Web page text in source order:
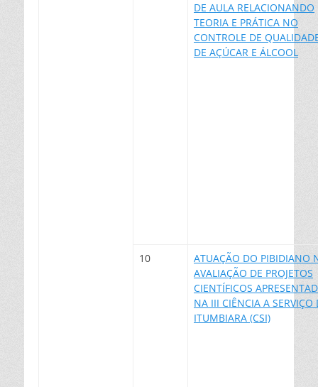
DE AULA RELACIONANDO
TEORIA E PRÁTICA NO
CONTROLE DE
DE AÇÚCAR E ÁLCOOL
10
ATUAÇÃO DO PIBIDIANO
AVALIAÇÃO DE PROJETOS
CIENTÍFICOS
NA III CIÊNCIA A SERVIÇO
ITUMBIARA (CSI)